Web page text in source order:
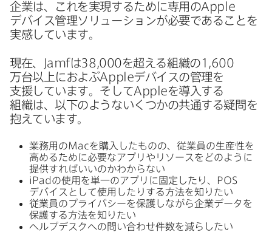
企業は、​これを​実現する​ために​専用のApple
デバイス管理ソリューションが​必要である​ことを​
実感しています。
現在、 Jamfは38 000を​超える​組織の 1 600
万台以上に​およぶAppleデバイスの​管理を​
支援しています。​そしてAppleを​導入する​
組織は、​以下のようないく​つかの​共通する​疑問を​
抱えています。
業務用のMacを​購入した​ものの、​従業員の​生産性を​
高める​ために​必要な​アプリやリソースを​どのように​
提供すれば​いいのかわからない
iPad の​使用を​単一の​アプリに​固定したり、
POS
デバイスと​して​使用したりする​方​法を​知りたい
従業員の​プライバシーを​保護しながら​企業データを​
保護する​方​法を​知りたい
ヘルプデスクへの​問い​合わせ件数を​減らしたい